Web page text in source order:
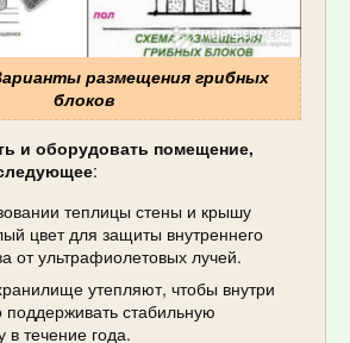
размещения грибных
блоков
и оборудовать помещение,
:
теплицы стены и крышу
цвет для защиты внутреннего
от ультрафиолетовых лучей.
утепляют, чтобы внутри
стабильную
в течение года.